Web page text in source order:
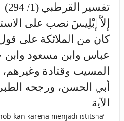
تفسير القرطبي (1/ 294)
إِلاَّ إِبْلِيسَ نصب على
كان من الملائكة على
عباس وابن مسعود وابن
المسيب وقتادة وغيرهم،
أبي الحسن، ورجحه
الآية
kan karena menjadi istitsna’